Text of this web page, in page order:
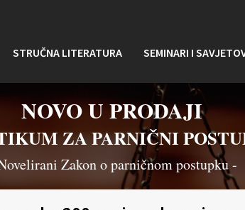
STRUČNA LITERATURA SEMINARI I
NOVO U PRODAJI
ZA PARNIČNI
Zakon o parničnom postupku -